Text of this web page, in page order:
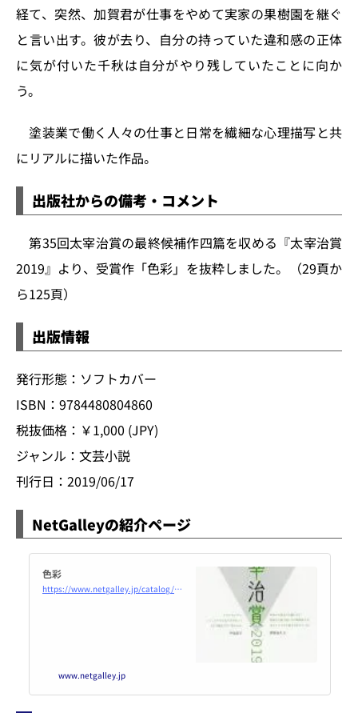
経て、突然、加賀君が仕事をやめて実家の果樹園を継ぐ
と言い出す。彼が去り、自分の持っていた違和感の正体
に気が付いた千秋は自分がやり残していたことに向か
う。
塗装業で働く人々の仕事と日常を繊細な心理描写と共
にリアルに描いた作品。
出版社からの備考・コメント
第35回太宰治賞の最終候補作四篇を収める『太宰治賞
2019』より、受賞作「色彩」を抜粋しました。（29頁か
ら125頁）
出版情報
発行形態：ソフトカバー
ISBN：9784480804860
税抜価格：￥1,000 (JPY)
ジャンル：文芸小説
刊行日：2019/06/17
NetGalleyの紹介ページ
色彩
https://www.netgalley.jp/catalog/book/167405
www.netgalley.jp